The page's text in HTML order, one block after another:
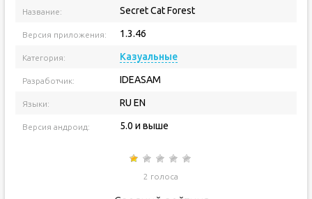
Название: Secret Cat Forest
Версия приложения: 1.3.46
Категория: Казуальные
Разработчик: IDEASAM
Языки: RU EN
Версия андроид: 5.0 и выше
2 голоса